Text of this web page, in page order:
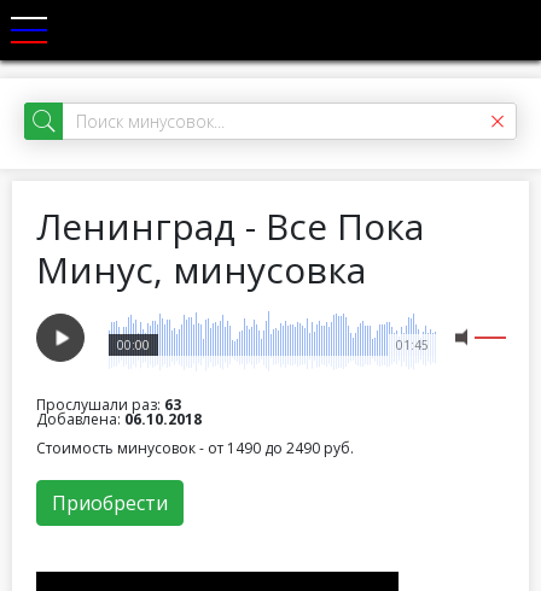
Ленинград - Все Пока
Минус, минусовка
01:45
00:00
Прослушали раз: 63
Добавлена: 06.10.2018
Стоимость минусовок - от 1490 до 2490 руб.
Приобрести